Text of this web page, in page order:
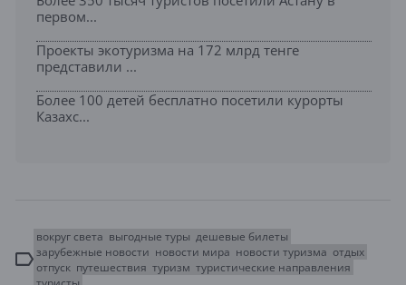
первом...
Проекты экотуризма на 172 млрд тенге
представили ...
Более 100 детей бесплатно посетили курорты
Казахс...
вокруг света выгодные туры дешевые билеты
зарубежные новости новости мира новости туризма отдых
отпуск путешествия туризм туристические направления